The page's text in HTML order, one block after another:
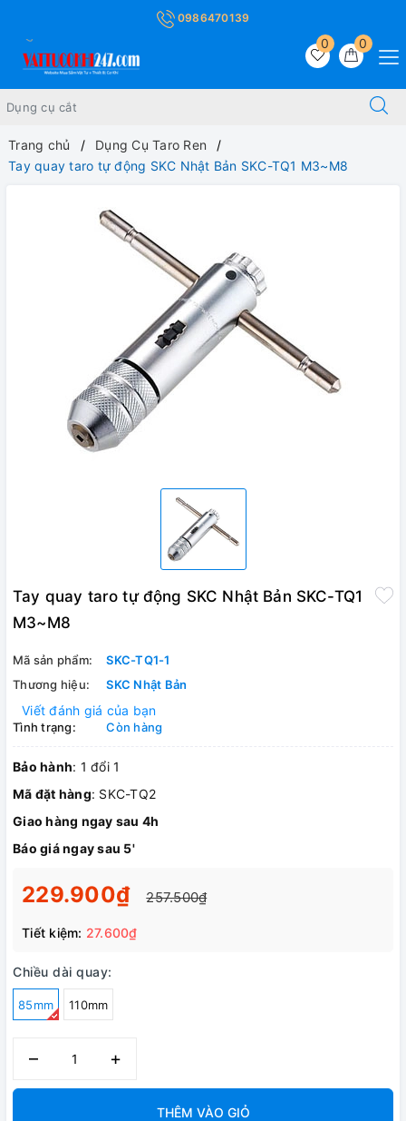
0986470139
0
0
Trang chủ
Dụng Cụ Taro Ren
Tay quay taro tự động SKC Nhật Bản SKC-TQ1 M3~M8
Tay quay taro tự động SKC Nhật Bản SKC-TQ1
M3~M8
Mã sản phẩm:
SKC-TQ1-1
Thương hiệu:
SKC Nhật Bản
Viết đánh giá của bạn
Tình trạng: Còn hàng
Bảo hành: 1 đổi 1
Mã đặt hàng: SKC-TQ2
Giao hàng ngay sau 4h
Báo giá ngay sau 5'
229.900₫ 257.500₫
Tiết kiệm: 27.600₫
Chiều dài quay:
85mm 110mm
– +
THÊM VÀO GIỎ